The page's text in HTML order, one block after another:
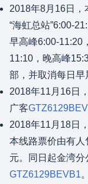
2018年8月16日，
“海虹总站”6:00-
早高峰6:00-11:20
11:10，晚高峰
部，并取消每日早
2018年11月16日
广客
2018年11月18日
本线路票价由有
元。同日起金湾
GTZ6129BEVB1。